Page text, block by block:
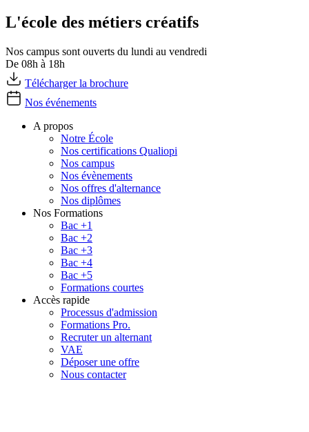
L'école des métiers créatifs
Nos campus sont ouverts du lundi au vendredi
De 08h à 18h
Télécharger la brochure
Nos événements
A propos
Notre École
Nos certifications Qualiopi
Nos campus
Nos évènements
Nos offres d'alternance
Nos diplômes
Nos Formations
Bac +1
Bac +2
Bac +3
Bac +4
Bac +5
Formations courtes
Accès rapide
Processus d'admission
Formations Pro.
Recruter un alternant
VAE
Déposer une offre
Nous contacter